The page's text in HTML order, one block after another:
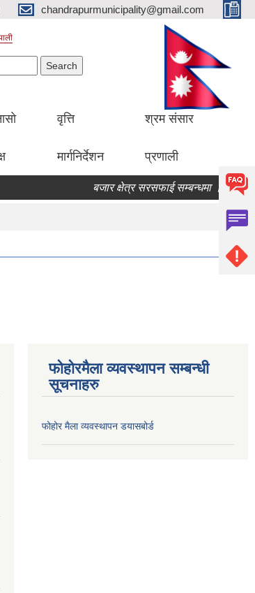
chandrapurmunicipality@gmail.com
वृत्ति
मार्गनिर्देशन
श्रम संसार
प्रणाली
बजार क्षेत्र सरसफाई सम्बन्धमा ।
फोहोरमैला व्यवस्थापन सम्बन्धी
सूचनाहरु
फोहोर मैला व्यवस्थापन डयासबोर्ड